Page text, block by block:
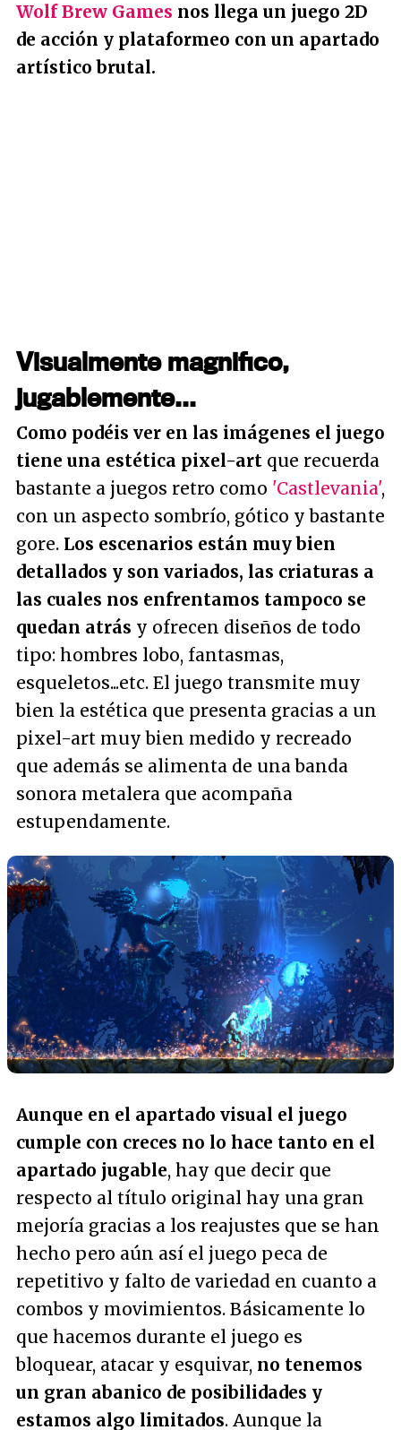
Wolf Brew Games nos llega un juego 2D
de acción y plataformeo con un apartado
artístico brutal.
Visualmente magnifico,
jugablemente...
Como podéis ver en las imágenes el juego
tiene una estética pixel-art que recuerda
bastante a juegos retro como 'Castlevania',
con un aspecto sombrío, gótico y bastante
gore. Los escenarios están muy bien
detallados y son variados, las criaturas a
las cuales nos enfrentamos tampoco se
quedan atrás y ofrecen diseños de todo
tipo: hombres lobo, fantasmas,
esqueletos...etc. El juego transmite muy
bien la estética que presenta gracias a un
pixel-art muy bien medido y recreado
que además se alimenta de una banda
sonora metalera que acompaña
estupendamente.
Aunque en el apartado visual el juego
cumple con creces no lo hace tanto en el
apartado jugable, hay que decir que
respecto al título original hay una gran
mejoría gracias a los reajustes que se han
hecho pero aún así el juego peca de
repetitivo y falto de variedad en cuanto a
combos y movimientos. Básicamente lo
que hacemos durante el juego es
bloquear, atacar y esquivar, no tenemos
un gran abanico de posibilidades y
estamos algo limitados. Aunque la